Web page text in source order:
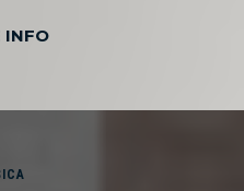
INFO